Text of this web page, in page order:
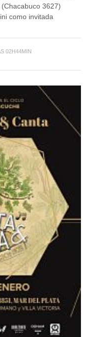
3627)
como invitada
02H44MIN